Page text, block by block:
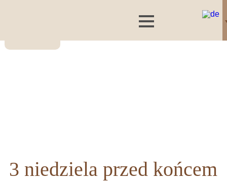
3 niedziela przed końcem